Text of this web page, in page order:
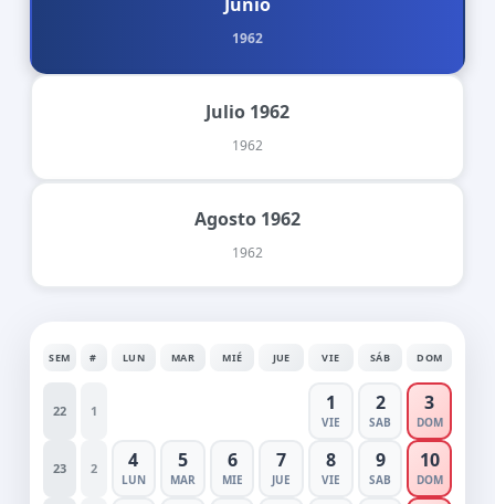
1962
Julio 1962
1962
Agosto 1962
1962
SEM # LUN MAR MIÉ JUE VIE SÁB DOM
22 1 1
VIE
2
SAB
3
DOM
23 2 4
LUN
5
MAR
6
MIE
7
JUE
8
VIE
9
SAB
10
DOM